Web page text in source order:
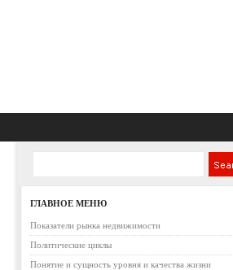
ГЛАВНОЕ МЕНЮ
Показатели рынка недвижимости
Политические циклы
Понятие и сущность уровня и качества жизни